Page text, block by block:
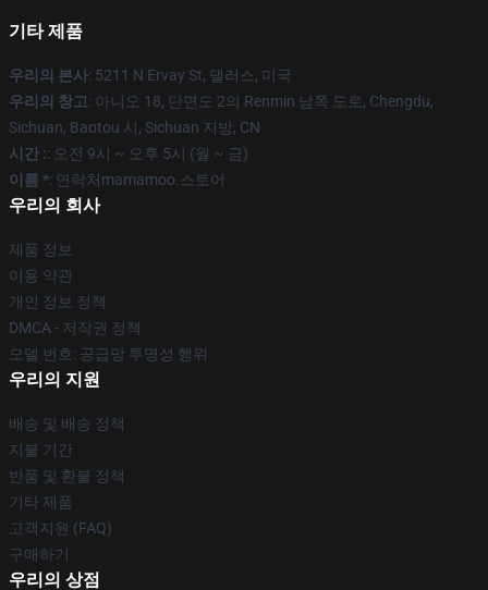
기타 제품
우리의 본사: 5211 N Ervay St, 댈러스, 미국
우리의 창고: 아니오 18, 단면도 2의 Renmin 남쪽 도로, Chengdu,
Sichuan, Baotou 시, Sichuan 지방, CN
시간 :: 오전 9시 ~ 오후 5시 (월 ~ 금)
이름 *: 연락처mamamoo.스토어
우리의 회사
제품 정보
이용 약관
개인 정보 정책
DMCA - 저작권 정책
모델 번호: 공급망 투명성 행위
우리의 지원
배송 및 배송 정책
지불 기간
반품 및 환불 정책
기타 제품
고객지원 (FAQ)
구매하기
우리의 상점